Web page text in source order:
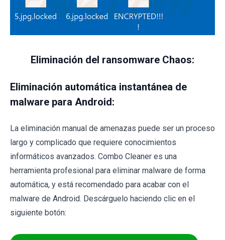
Eliminación del ransomware Chaos:
Eliminación automática instantánea de
malware para Android:
La eliminación manual de amenazas puede ser un proceso
largo y complicado que requiere conocimientos
informáticos avanzados. Combo Cleaner es una
herramienta profesional para eliminar malware de forma
automática, y está recomendado para acabar con el
malware de Android. Descárguelo haciendo clic en el
siguiente botón: